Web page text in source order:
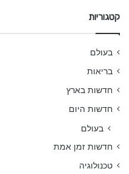
קטגוריות
בעולם
בריאות
חדשות בארץ
חדשות היום
בעולם
חדשות זמן אמת
טכנולוגיה